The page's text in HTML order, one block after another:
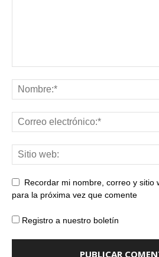
Recordar mi nombre, correo y sitio
para la próxima vez que comente
Registro a nuestro boletín